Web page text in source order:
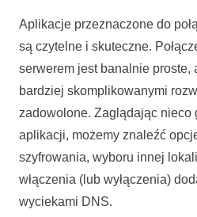
Aplikacje przeznaczone do
są czytelne i skuteczne.
serwerem jest banalnie proste,
bardziej skomplikowanymi
zadowolone. Zaglądając nieco
aplikacji, możemy znaleźć
szyfrowania, wyboru innej
włączenia (lub wyłączenia)
wyciekami DNS.